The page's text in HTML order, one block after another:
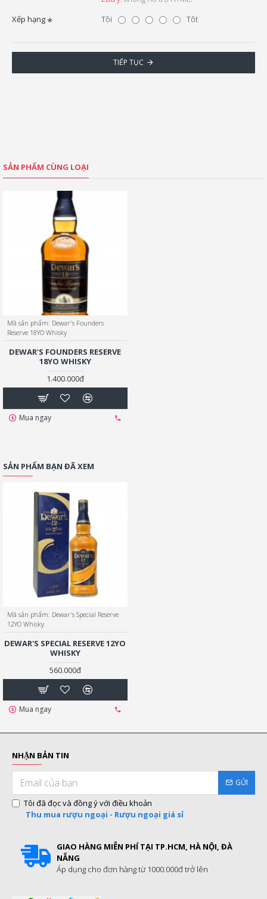
Xếp hạng
Tồi Tốt
TIẾP TỤC
SẢN PHẨM CÙNG LOẠI
Mã sản phẩm: Dewar's Founders
Reserve 18YO Whisky
DEWAR'S FOUNDERS RESERVE
18YO WHISKY
1.400.000đ
Mua ngay
SẢN PHẨM BẠN ĐÃ XEM
Mã sản phẩm: Dewar's Special Reserve
12YO Whisky
DEWAR'S SPECIAL RESERVE 12YO
WHISKY
560.000đ
Mua ngay
NHẬN BẢN TIN
GỬI
Tôi đã đọc và đồng ý với điều khoản
Thu mua rượu ngoại - Rượu ngoại giá sỉ
GIAO HÀNG MIỄN PHÍ TẠI TP.HCM, HÀ NỘI, ĐÀ
NẴNG
Áp dụng cho đơn hàng từ 1000.000đ trở lên